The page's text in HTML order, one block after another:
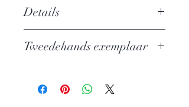
Details
Uitgever: Mercatorfonds
Bindwijze: Linnen band met
Tweedehands exemplaar